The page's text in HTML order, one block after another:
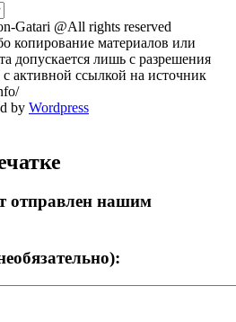
Gatari @All rights reserved
копирование материалов или
допускается лишь с разрешения
с активной ссылкой на источник
by Wordpress
отправлен нашим